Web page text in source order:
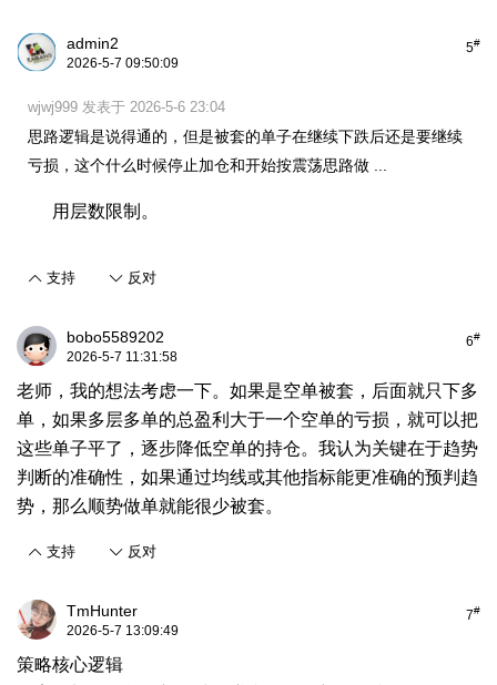
5#
admin2
2026-5-7 09:50:09
wjwj999 发表于 2026-5-6 23:04
思路逻辑是说得通的，但是被套的单子在继续下跌后还是要继续
亏损，这个什么时候停止加仓和开始按震荡思路做 ...
用层数限制。
支持 反对
6#
bobo5589202
2026-5-7 11:31:58
老师，我的想法考虑一下。如果是空单被套，后面就只下多
单，如果多层多单的总盈利大于一个空单的亏损，就可以把
这些单子平了，逐步降低空单的持仓。我认为关键在于趋势
判断的准确性，如果通过均线或其他指标能更准确的预判趋
势，那么顺势做单就能很少被套。
支持 反对
7#
TmHunter
2026-5-7 13:09:49
策略核心逻辑